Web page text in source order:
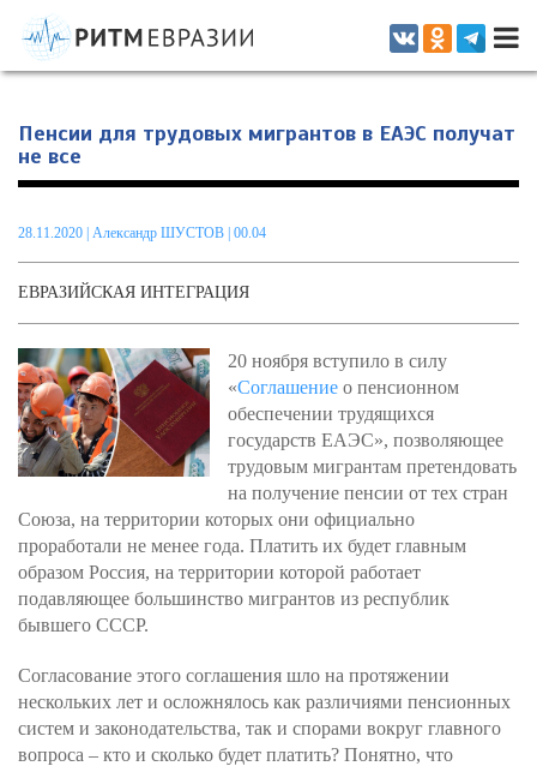
Информационно-аналитическое издание, посвященное актуальным
проблемам интеграции на постсоветском пространстве
Пенсии для трудовых мигрантов в ЕАЭС получат
не все
28.11.2020 Александр ШУСТОВ | 00.04
ЕВРАЗИЙСКАЯ ИНТЕГРАЦИЯ
20 ноября вступило в силу
«Соглашение о пенсионном
обеспечении трудящихся
государств ЕАЭС», позволяющее
трудовым мигрантам претендовать
на получение пенсии от тех стран
Союза, на территории которых они официально
проработали не менее года. Платить их будет главным
образом Россия, на территории которой работает
подавляющее большинство мигрантов из республик
бывшего СССР.
Согласование этого соглашения шло на протяжении
нескольких лет и осложнялось как различиями пенсионных
систем и законодательства, так и спорами вокруг главного
вопроса – кто и сколько будет платить? Понятно, что